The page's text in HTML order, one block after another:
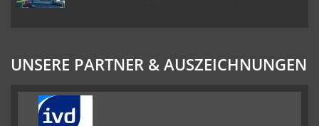
UNSERE PARTNER & AUSZEICHNUNGEN